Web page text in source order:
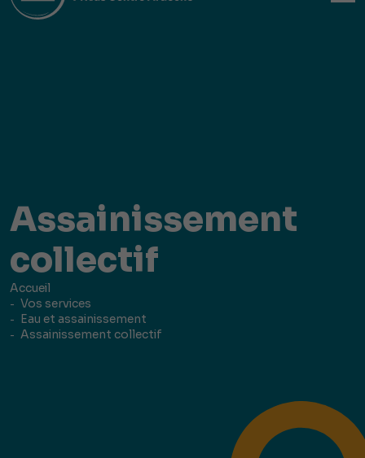
Assainissement
collectif
Accueil
Vos services
Eau et assainissement
Assainissement collectif